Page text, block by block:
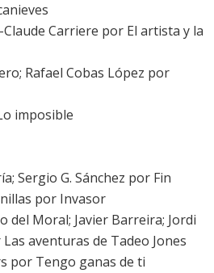
Claude Carriere por El artista y la
Rafael Cobas López por
imposible
Sergio G. Sánchez por Fin
por Invasor
del Moral; Javier Barreira; Jordi
Las aventuras de Tadeo Jones
por Tengo ganas de ti